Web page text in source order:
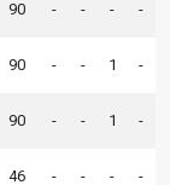
90 - - - -
90 - - 1 -
90 - - 1 -
46 - - - -